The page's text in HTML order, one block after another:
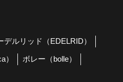
デルリッド（EDELRID）
） ボレー（bolle）